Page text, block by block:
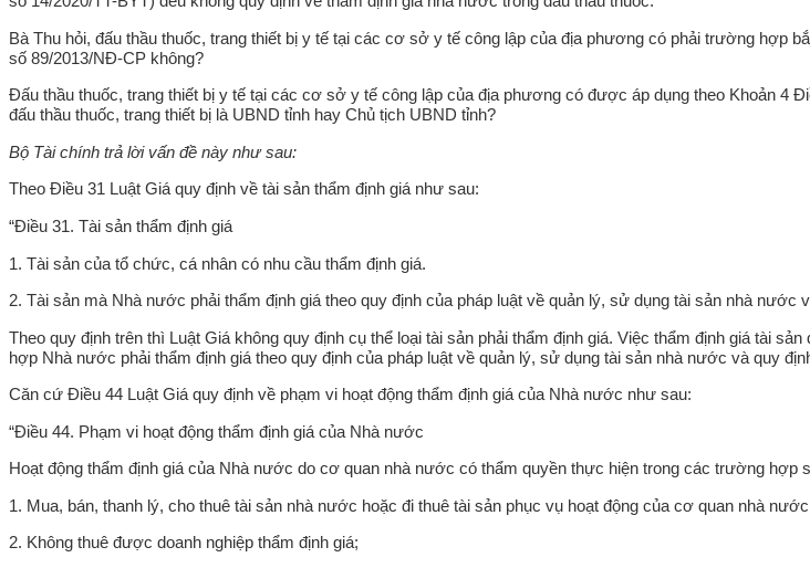
Bà Thu hỏi, đấu thầu thuốc, trang thiết bị y tế tại các cơ sở y tế công lập của địa phương có phải trường hợp
số 89/2013/NĐ-CP không?
Đấu thầu thuốc, trang thiết bị y tế tại các cơ sở y tế công lập của địa phương có được áp dụng theo Khoản 4
đấu thầu thuốc, trang thiết bị là UBND tỉnh hay Chủ tịch UBND tỉnh?
Bộ Tài chính trả lời vấn đề này như sau:
Theo Điều 31 Luật Giá quy định về tài sản thẩm định giá như sau:
“Điều 31. Tài sản thẩm định giá
1. Tài sản của tổ chức, cá nhân có nhu cầu thẩm định giá.
2. Tài sản mà Nhà nước phải thẩm định giá theo quy định của pháp luật về quản lý, sử dụng tài sản nhà nước
Theo quy định trên thì Luật Giá không quy định cụ thể loại tài sản phải thẩm định giá. Việc thẩm định giá tài
hợp Nhà nước phải thẩm định giá theo quy định của pháp luật về quản lý, sử dụng tài sản nhà nước và quy
Căn cứ Điều 44 Luật Giá quy định về phạm vi hoạt động thẩm định giá của Nhà nước như sau:
“Điều 44. Phạm vi hoạt động thẩm định giá của Nhà nước
Hoạt động thẩm định giá của Nhà nước do cơ quan nhà nước có thẩm quyền thực hiện trong các trường hợp
1. Mua, bán, thanh lý, cho thuê tài sản nhà nước hoặc đi thuê tài sản phục vụ hoạt động của cơ quan nhà
2. Không thuê được doanh nghiệp thẩm định giá;